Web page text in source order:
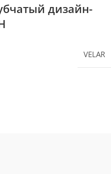
дизайн-
VELAR